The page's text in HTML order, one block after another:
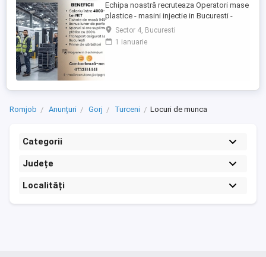
Echipa noastră recruteaza Operatori mase
plastice - masini injectie in Bucuresti -
sector 4! Doresti să lucrezi intr-un mediu
profesionist in industria maselor plastice?
Esti persoana potrivita pentru noi!
Sector 4, Bucuresti
1 ianuarie
Romjob Anunțuri Gorj Turceni Locuri de munca
Categorii
Județe
Localități